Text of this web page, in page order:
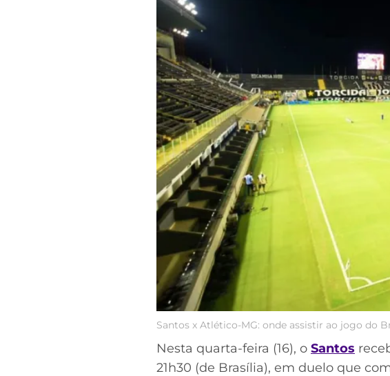
Santos x Atlético-MG: onde assistir ao jogo do
Nesta quarta-feira (16), o Santos
21h30 (de Brasília), em duelo que